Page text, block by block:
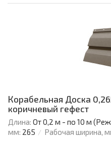
Корабельная Доска
коричневый гефест
Длина: От 0,2 м - по 10 м
мм: 265 Рабочая ширина,